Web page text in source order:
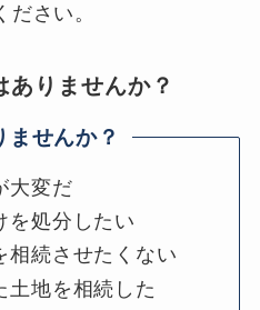
ださい。
ありませんか？
ませんか？
大変だ
を処分したい
相続させたくない
土地を相続した